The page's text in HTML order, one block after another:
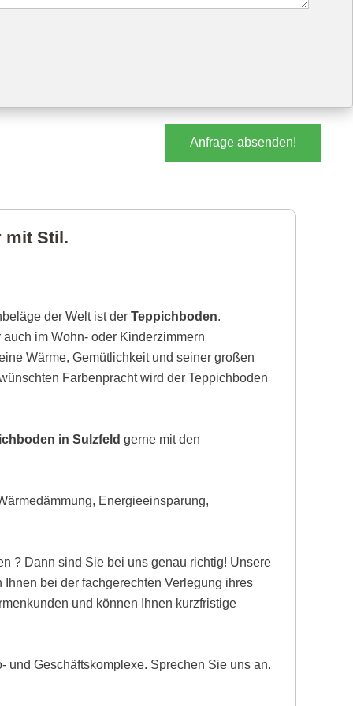
Anfrage absenden!
mit Stil.
der Welt ist derTeppichboden.
im Wohn- oder Kinderzimmern
Wärme, Gemütlichkeit und seiner großen
Farbenpracht wird der Teppichboden
in Sulzfeld gerne mit den
Energieeinsparung,
? Dann sind Sie bei uns genau richtig! Unsere
bei der fachgerechten Verlegung ihres
und können Ihnen kurzfristige
und Geschäftskomplexe. Sprechen Sie uns an.